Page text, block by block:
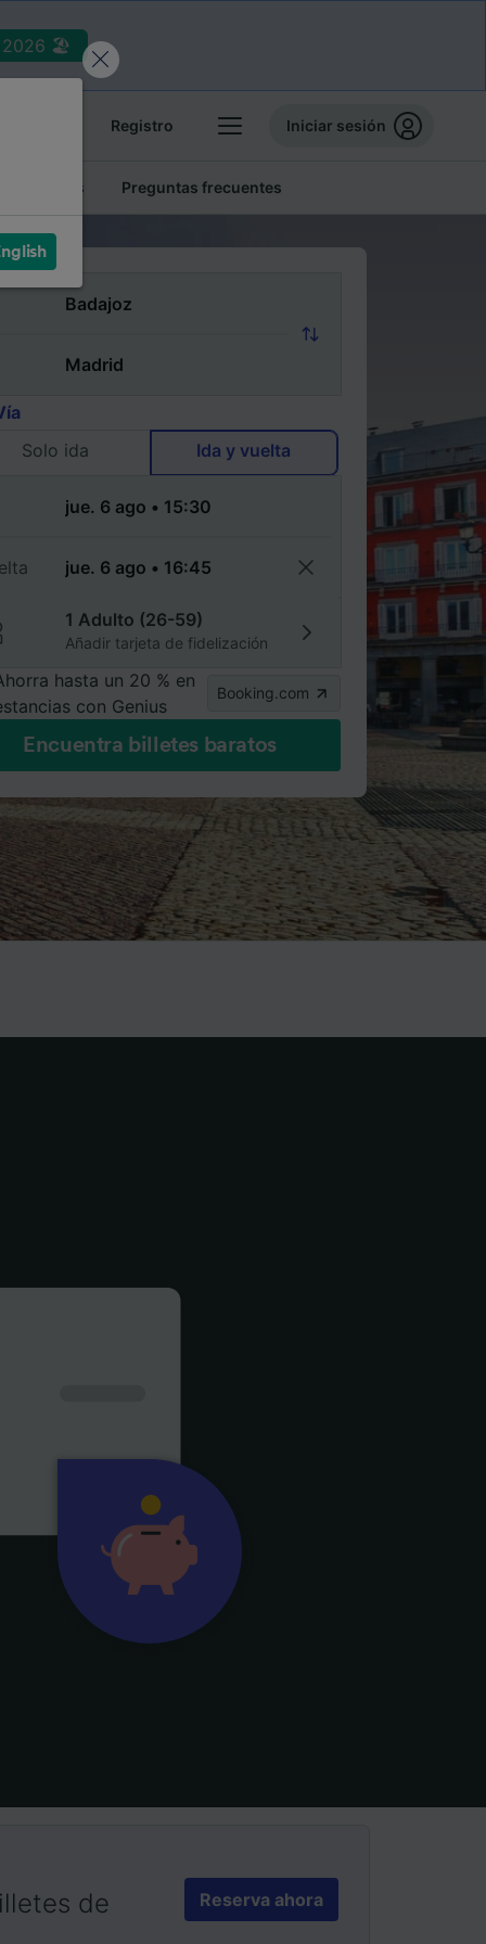
2026 🏖️
Registro Iniciar sesión
baratos Preguntas frecuentes
Solo ida
Ida y vuelta
1 Adulto (26-59)
Añadir tarjeta de fidelización
hasta un 20 % en
con Genius
Booking.com
Encuentra billetes baratos
de Reserva ahora